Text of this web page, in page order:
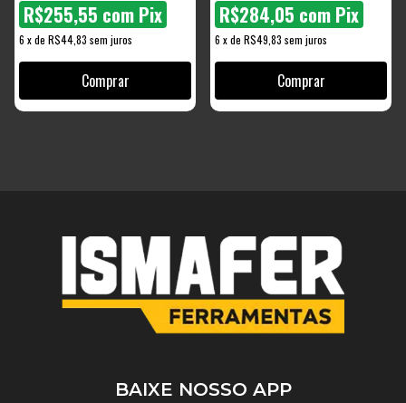
6 xde R$44,83 sem juros
R$255,55 com Pix
6 xde R$49,83 sem juros
R$284,05 com Pix
BAIXE NOSSO APP